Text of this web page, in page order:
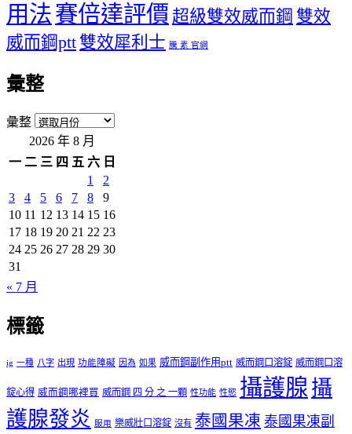
用法賽倍達評價 超級雙效威而鋼 雙效
威而鋼ptt 雙效犀利士 騰 素 官網
彙整
彙整
2026 年 8 月
一 二 三 四 五 六 日
1
2
3
4 5 6 7 8
9
10 11 12 13 14 15 16
17 18 19 20 21 22 23
24 25 26 27 28 29 30
31
« 7 月
標籤
ig 一種 八字 出現 功能障礙 因為 如果 威而鋼副作用ptt 威而鋼口溶錠 威而鋼口溶
錠心得 威而鋼哪裡買 威而鋼 四 分 之 一顆 性功能 性慾 攝護腺 攝
護腺發炎
服用 樂威壯口溶錠 沒有 泰國果凍 泰國果凍副